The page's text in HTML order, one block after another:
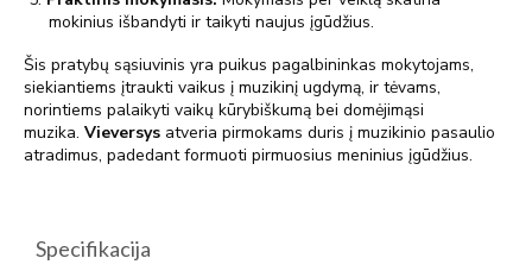
mokinius išbandyti ir taikyti naujus įgūdžius.
Šis pratybų sąsiuvinis yra puikus pagalbininkas mokytojams,
siekiantiems įtraukti vaikus į muzikinį ugdymą, ir tėvams,
norintiems palaikyti vaikų kūrybiškumą bei domėjimąsi
muzika. Vieversys atveria pirmokams duris į muzikinio pasaulio
atradimus, padedant formuoti pirmuosius meninius įgūdžius.
Specifikacija